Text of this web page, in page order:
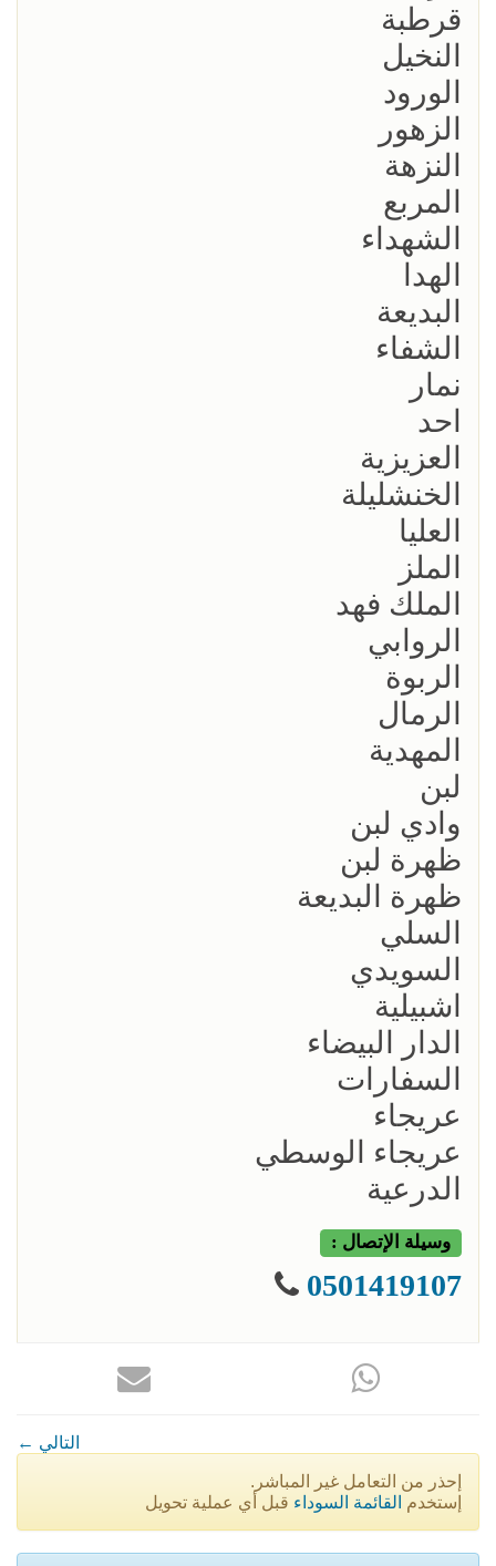
قرطبة
النخيل
الورود
الزهور
النزهة
المربع
الشهداء
الهدا
البديعة
الشفاء
نمار
احد
العزيزية
الخنشليلة
العليا
الملز
الملك فهد
الروابي
الربوة
الرمال
المهدية
لبن
وادي لبن
ظهرة لبن
ظهرة البديعة
السلي
السويدي
اشبيلية
الدار البيضاء
السفارات
عريجاء
عريجاء الوسطي
الدرعية
وسيلة الإتصال :
0501419107
← التالي
إحذر من التعامل غير المباشر.
إستخدم القائمة السوداء قبل أي عملية تحويل